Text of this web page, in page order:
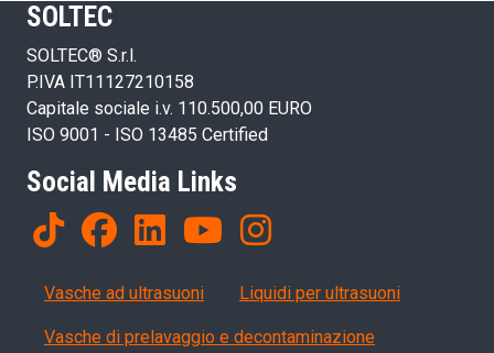
SOLTEC
SOLTEC® S.r.l.
P.IVA IT11127210158
Capitale sociale i.v. 110.500,00 EURO
ISO 9001 - ISO 13485 Certified
Social Media Links
Products
Vasche ad ultrasuoni Liquidi per ultrasuoni
Vasche di prelavaggio e decontaminazione